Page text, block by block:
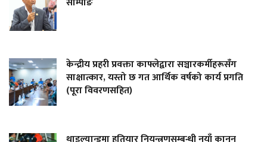
केन्द्रीय प्रहरी प्रवक्ता काफ्लेद्वारा सञ्चारकर्मीहरूसँग
साक्षात्कार, यस्तो छ गत आर्थिक वर्षको कार्य प्रगति
(पूरा विवरणसहित)